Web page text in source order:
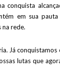
conquista
em sua
na rede.
Já
lutas que